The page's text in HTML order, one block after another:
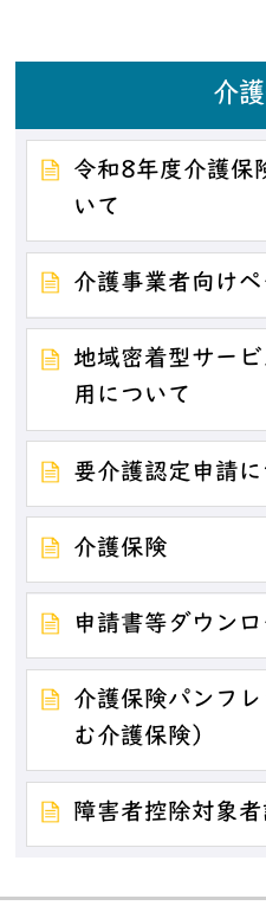
介
令和8年度介護保
いて
介護事業者向けペ
地域密着型サー
用について
要介護認定申請に
介護保険
申請書等ダウンロ
介護保険パンフ
む介護保険）
障害者控除対象